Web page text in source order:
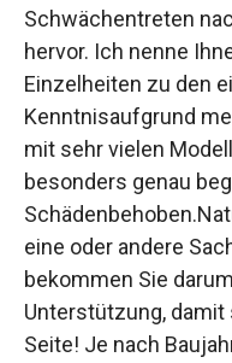
Schwächentreten
hervor. Ich nenne
Einzelheiten zu den
Kenntnisaufgrund
mit sehr vielen
besonders genau
eine oder andere
bekommen Sie
Unterstützung,
Seite! Je nach